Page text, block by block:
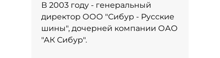
В 2003 году - генеральный
директор ООО "Сибур - Русские
шины", дочерней компании ОАО
"АК Сибур".